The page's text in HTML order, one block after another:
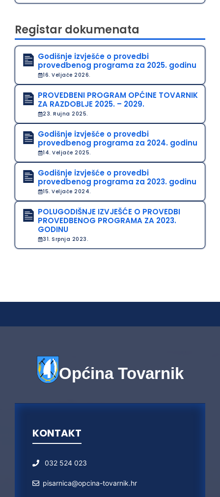
Registar dokumenata
Godišnje izvješće o provedbi
provedbenog programa za 2025. godinu
16. Veljače 2026.
PROVEDBENI PROGRAM OPĆINE TOVARNIK
ZA RAZDOBLJE 2025. – 2029.
23. Rujna 2025.
Godišnje izvješće o provedbi
provedbenog programa za 2024. godinu
14. Veljače 2025.
Godišnje izvješće o provedbi
provedbenog programa za 2023. godinu
15. Veljače 2024.
POLUGODIŠNJE IZVJEŠĆE O PROVEDBI
PROVEDBENOG PROGRAMA ZA 2023.
GODINU
31. Srpnja 2023.
Općina Tovarnik
KONTAKT
032 524 023
pisarnica@opcina-tovarnik.hr